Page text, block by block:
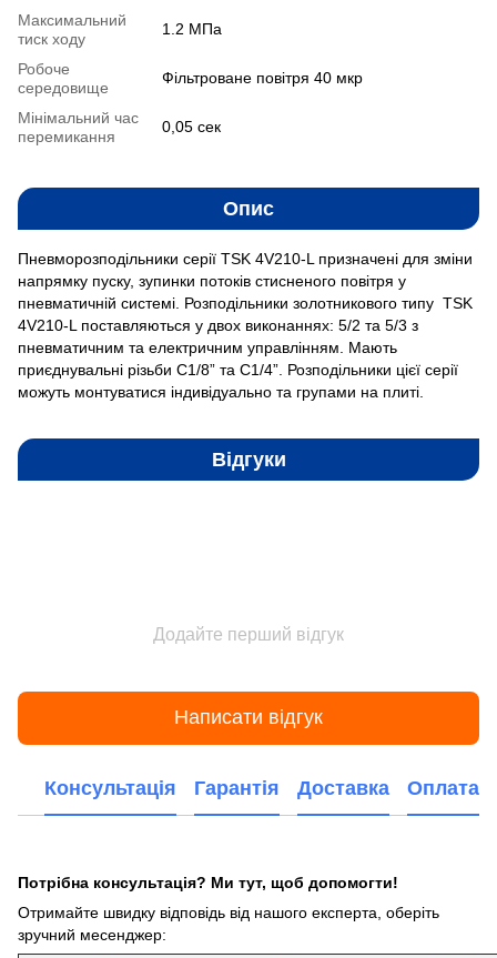
Максимальний
тиск ходу
1.2 MПа
Робоче
середовище
Фільтроване повітря 40 мкр
Мінімальний час
перемикання
0,05 сек
Опис
Пневморозподільники серії TSK 4V210-L призначені для зміни
напрямку пуску, зупинки потоків стисненого повітря у
пневматичній системі. Розподільники золотникового типу TSK
4V210-L поставляються у двох виконаннях: 5/2 та 5/3 з
пневматичним та електричним управлінням. Мають
приєднувальні різьби С1/8” та С1/4”. Розподільники цієї серії
можуть монтуватися індивідуально та групами на плиті.
Відгуки
Додайте перший відгук
Написати відгук
Консультація Гарантія Доставка Оплата
Потрібна консультація? Ми тут, щоб допомогти!
Отримайте швидку відповідь від нашого експерта, оберіть
зручний месенджер: